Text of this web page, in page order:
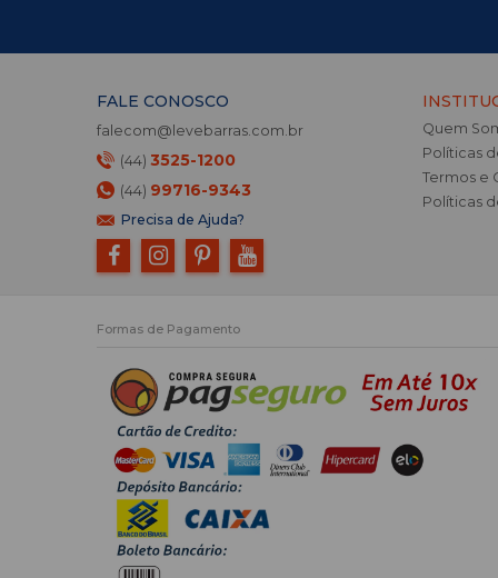
FALE CONOSCO
falecom@levebarras.com.br
(44) 3525-1200
(44) 99716-9343
Precisa de Ajuda?
Quem
Políticas
Termos e
Políticas
Formas de Pagamento